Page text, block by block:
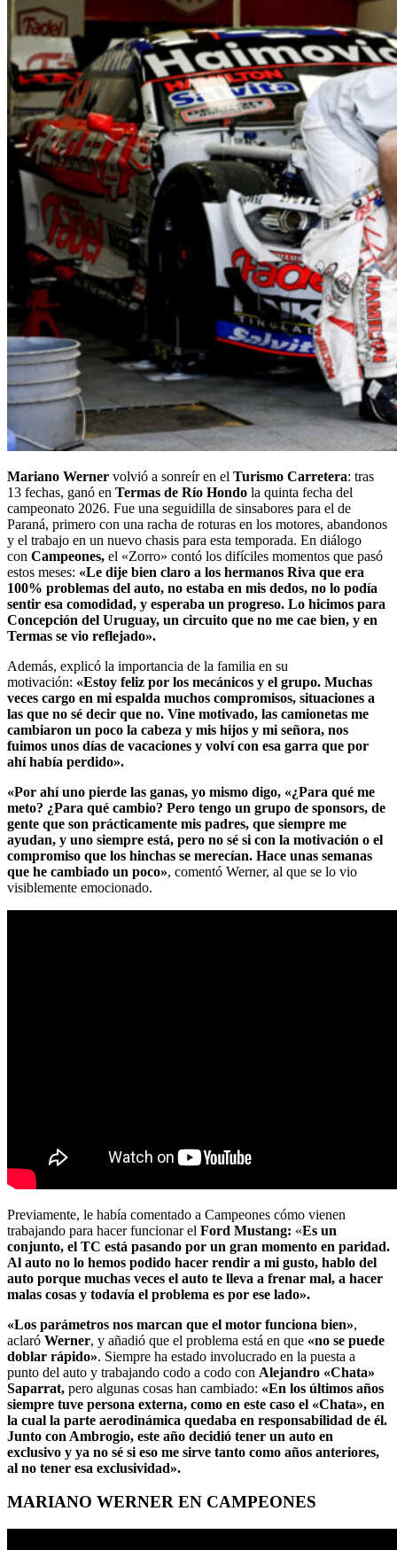
Mariano Werner volvió a sonreír en el Turismo Carretera: tras
13 fechas, ganó en Termas de Río Hondo la quinta fecha del
campeonato 2026. Fue una seguidilla de sinsabores para el de
Paraná, primero con una racha de roturas en los motores, abandonos
y el trabajo en un nuevo chasis para esta temporada. En diálogo
con Campeones, el «Zorro» contó los difíciles momentos que pasó
estos meses: «Le dije bien claro a los hermanos Riva que era
100% problemas del auto, no estaba en mis dedos, no lo podía
sentir esa comodidad, y esperaba un progreso. Lo hicimos para
Concepción del Uruguay, un circuito que no me cae bien, y en
Termas se vio reflejado».
Además, explicó la importancia de la familia en su
motivación: «Estoy feliz por los mecánicos y el grupo. Muchas
veces cargo en mi espalda muchos compromisos, situaciones a
las que no sé decir que no. Vine motivado, las camionetas me
cambiaron un poco la cabeza y mis hijos y mi señora, nos
fuimos unos días de vacaciones y volví con esa garra que por
ahí había perdido».
«Por ahí uno pierde las ganas, yo mismo digo, «¿Para qué me
meto? ¿Para qué cambio? Pero tengo un grupo de sponsors, de
gente que son prácticamente mis padres, que siempre me
ayudan, y uno siempre está, pero no sé si con la motivación o el
compromiso que los hinchas se merecían. Hace unas semanas
que he cambiado un poco», comentó Werner, al que se lo vio
visiblemente emocionado.
Previamente, le había comentado a Campeones cómo vienen
trabajando para hacer funcionar el Ford Mustang: «Es un
conjunto, el TC está pasando por un gran momento en paridad.
Al auto no lo hemos podido hacer rendir a mi gusto, hablo del
auto porque muchas veces el auto te lleva a frenar mal, a hacer
malas cosas y todavía el problema es por ese lado».
«Los parámetros nos marcan que el motor funciona bien»,
aclaró Werner, y añadió que el problema está en que «no se puede
doblar rápido». Siempre ha estado involucrado en la puesta a
punto del auto y trabajando codo a codo con Alejandro «Chata»
Saparrat, pero algunas cosas han cambiado: «En los últimos años
siempre tuve persona externa, como en este caso el «Chata», en
la cual la parte aerodinámica quedaba en responsabilidad de él.
Junto con Ambrogio, este año decidió tener un auto en
exclusivo y ya no sé si eso me sirve tanto como años anteriores,
al no tener esa exclusividad».
MARIANO WERNER EN CAMPEONES